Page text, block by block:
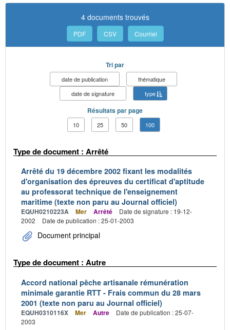
4 documents trouvés
PDF CSV Courriel
Tri par
date de publication
thématique
date de signature
type
Résultats par page
10 25 50 100
Type de document : Arrêté
Arrêté du 19 décembre 2002 fixant les modalités
d'organisation des épreuves du certificat d'aptitude
au professorat technique de l'enseignement
maritime (texte non paru au Journal officiel)
EQUH0210223A Mer Arrêté
Date de signature : 19-12-
2002
Date de publication : 25-01-2003
Document principal
Type de document : Autre
Accord national pêche artisanale rémunération
minimale garantie RTT - Frais commun du 28 mars
2001 (texte non paru au Journal officiel)
EQUH0310116X Mer Autre
Date de publication : 25-07-
2003